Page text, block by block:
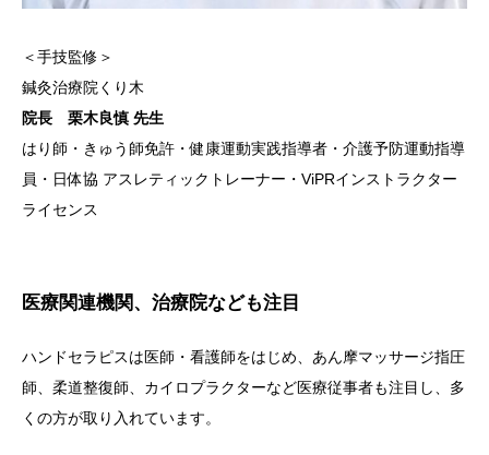
＜手技監修＞
鍼灸治療院くり木
院長 栗木良慎 先生
はり師・きゅう師免許・健康運動実践指導者・介護予防運動指導
員・日体協 アスレティックトレーナー・ViPRインストラクター
ライセンス
医療関連機関、治療院なども注目
ハンドセラピスは医師・看護師をはじめ、あん摩マッサージ指圧
師、柔道整復師、カイロプラクターなど医療従事者も注目し、多
くの方が取り入れています。